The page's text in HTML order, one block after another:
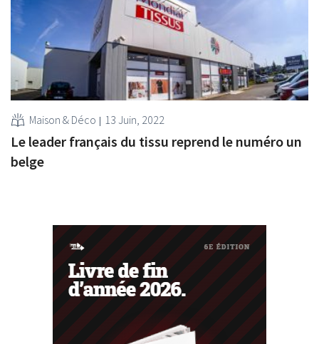
Maison & Déco 13 Juin, 2022
Le leader français du tissu reprend le numéro un
belge